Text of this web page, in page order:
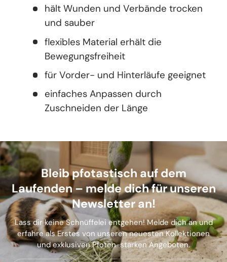
hält Wunden und Verbände trocken
und sauber
flexibles Material erhält die
Bewegungsfreiheit
für Vorder- und Hinterläufe geeignet
einfaches Anpassen durch
Zuschneiden der Länge
Bleib pfotastisch auf dem
Laufenden – melde dich für unseren
Newsletter an!
Lass dir keine Schnüffelei entgehen! Melde dich an und
erfahre als Erstes von unseren neuesten Kollektionen
und exklusiven Pfoten-starken Angeboten.